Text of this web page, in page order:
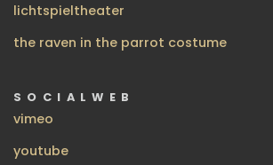
lichtspieltheater
the raven in the parrot costume
SOCIALWEB
vimeo
youtube